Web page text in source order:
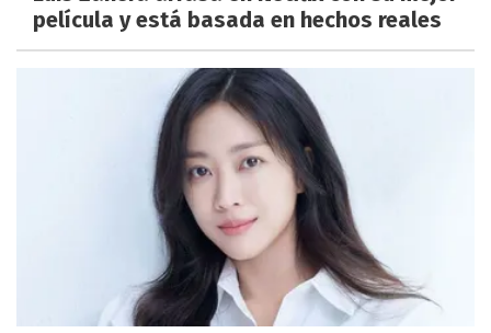
película y está basada en hechos reales